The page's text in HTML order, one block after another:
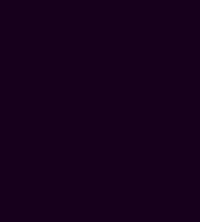
Alternativen
implantatgetragenem Zahnersatz
Zahnersatzlösungen in Form
Vollprothesen.
Brücken
einer Brücke müssen gesunde
werden. Sie dienen als
können durch das Beschleifen
oder durch ihre neue, tragende
werden. Das kann letztlich
frühzeitigem Zahnverlust
kann sich an den Rändern der
Karies bilden. Die
damit anfälliger für Folgeschäden.